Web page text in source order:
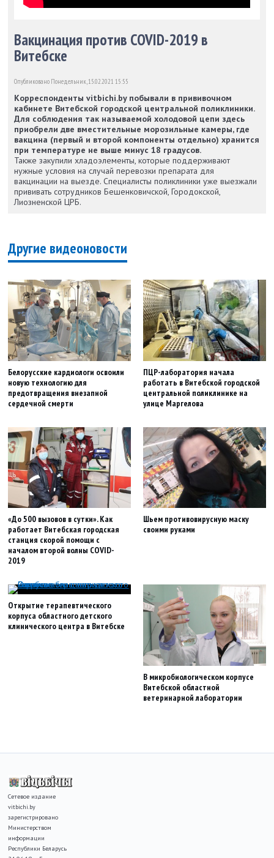
Вакцинация против COVID-2019 в
Витебске
Опубликовано Понедельник, 15.02.2021 15:55
Корреспонденты vitbichi.by побывали в прививочном
кабинете Витебской городской центральной поликлиники.
Для соблюдения так называемой холодовой цепи здесь
приобрели две вместительные морозильные камеры, где
вакцина (первый и второй компоненты отдельно) хранится
при температуре не выше минус 18 градусов.
Также закупили хладоэлементы, которые поддерживают
нужные условия на случай перевозки препарата для
вакцинации на выезде. Специалисты поликлиники уже выезжали
прививать сотрудников Бешенковичской, Городокской,
Лиозненской ЦРБ.
Другие видеоновости
Белорусские кардиологи освоили
новую технологию для
предотвращения внезапной
сердечной смерти
ПЦР-лаборатория начала
работать в Витебской городской
центральной поликлинике на
улице Маргелова
«До 500 вызовов в сутки». Как
работает Витебская городская
станция скорой помощи с
началом второй волны COVID-
2019
Шьем противовирусную маску
своими руками
Открытие терапевтического
корпуса областного детского
клинического центра в Витебске
В микробиологическом корпусе
Витебской областной
ветеринарной лаборатории
Сетевое издание
vitbichi.by
зарегистрировано
Министерством
информации
Республики Беларусь